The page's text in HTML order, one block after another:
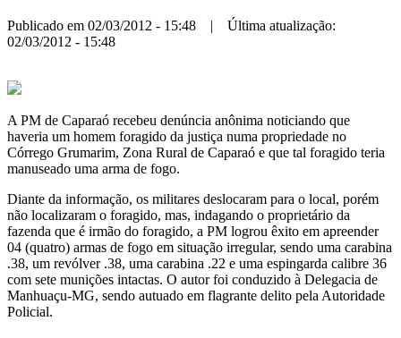
Publicado em 02/03/2012 - 15:48 | Última atualização:
02/03/2012 - 15:48
A PM de Caparaó recebeu denúncia anônima noticiando que
haveria um homem foragido da justiça numa propriedade no
Córrego Grumarim, Zona Rural de Caparaó e que tal foragido teria
manuseado uma arma de fogo.
Diante da informação, os militares deslocaram para o local, porém
não localizaram o foragido, mas, indagando o proprietário da
fazenda que é irmão do foragido, a PM logrou êxito em apreender
04 (quatro) armas de fogo em situação irregular, sendo uma carabina
.38, um revólver .38, uma carabina .22 e uma espingarda calibre 36
com sete munições intactas. O autor foi conduzido à Delegacia de
Manhuaçu-MG, sendo autuado em flagrante delito pela Autoridade
Policial.